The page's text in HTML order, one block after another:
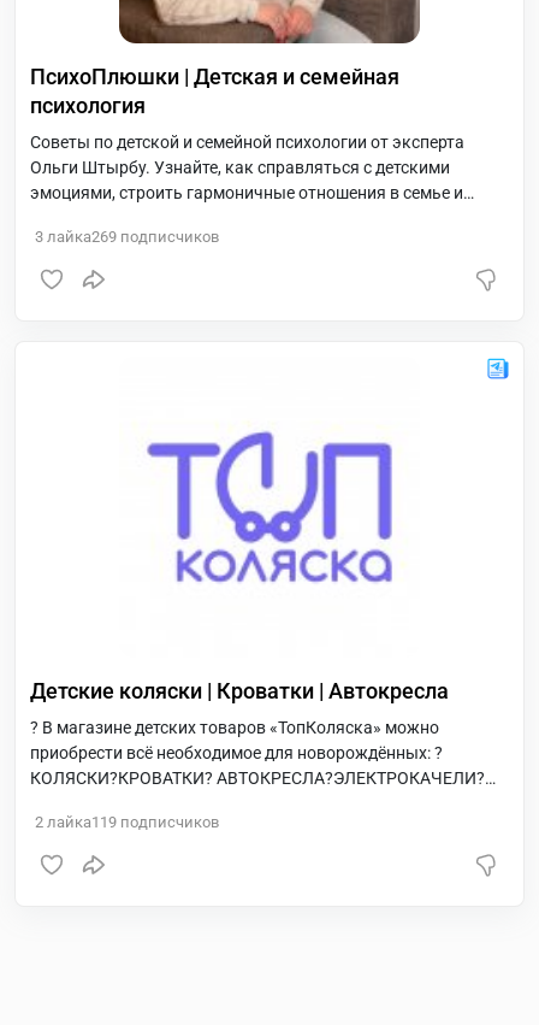
ПсихоПлюшки | Детская и семейная
психология
Советы по детской и семейной психологии от эксперта
Ольги Штырбу. Узнайте, как справляться с детскими
эмоциями, строить гармоничные отношения в семье и
Подписывайтесь, и будьте в курсе новых рекомендаций!
3 лайка269 подписчиков
Детские коляски | Кроватки | Автокресла
? В магазине детских товаров «ТопКоляска» можно
приобрести всё необходимое для новорождённых: ?
КОЛЯСКИ?КРОВАТКИ? АВТОКРЕСЛА?ЭЛЕКТРОКАЧЕЛИ?
401 26 53 ?ОНЛАЙН показ ?ОТПРАВКА
2 лайка119 подписчиков